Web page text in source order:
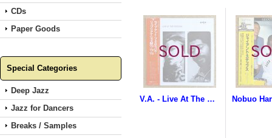
CDs
Paper Goods
Special Categories
Deep Jazz
Jazz for Dancers
Breaks / Samples
V.A. - Live At The Festival